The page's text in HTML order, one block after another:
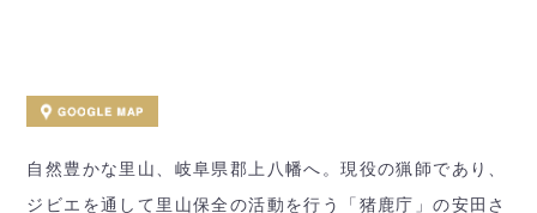
自然豊かな里山、岐阜県郡上八幡へ。現役の猟師であり、
ジビエを通して里山保全の活動を行う「猪鹿庁」の安田さ